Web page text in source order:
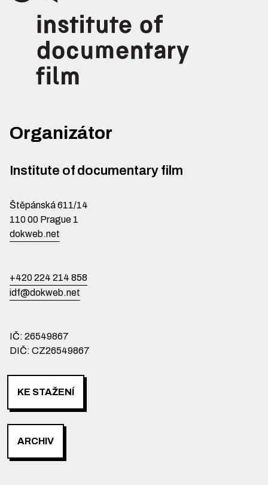
Organizátor
Institute of documentary film
Štěpánská 611/14
110 00 Prague 1
dokweb.net
+420 224 214 858
idf@dokweb.net
IČ: 26549867
DIČ: CZ26549867
KE STAŽENÍ
ARCHIV